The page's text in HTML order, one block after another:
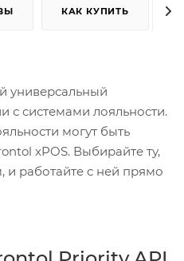
КАК КУПИТЬ
универсальный
с системами лояльности.
могут быть
xPOS. Выбирайте ту,
и работайте с ней прямо